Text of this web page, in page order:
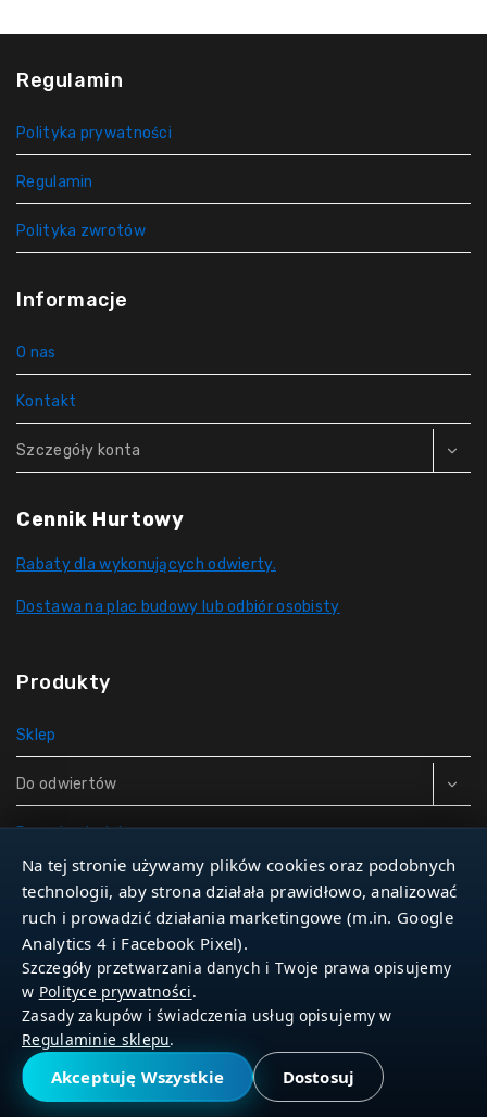
Regulamin
Polityka prywatności
Regulamin
Polityka zwrotów
Informacje
O nas
Kontakt
Szczegóły konta
Cennik Hurtowy
Rabaty dla wykonujących odwierty.
Dostawa na plac budowy lub odbiór osobisty
Produkty
Sklep
Do odwiertów
Rury do studni
Zbiorniki hydroforowe
Narzędzia
© 2026 Dla Studniarza
Na tej stronie używamy plików cookies oraz podobnych
technologii, aby strona działała prawidłowo, analizować
ruch i prowadzić działania marketingowe (m.in. Google
Analytics 4 i Facebook Pixel).
Szczegóły przetwarzania danych i Twoje prawa opisujemy
w Polityce prywatności.
Zasady zakupów i świadczenia usług opisujemy w
Regulaminie sklepu.
Akceptuję Wszystkie Dostosuj